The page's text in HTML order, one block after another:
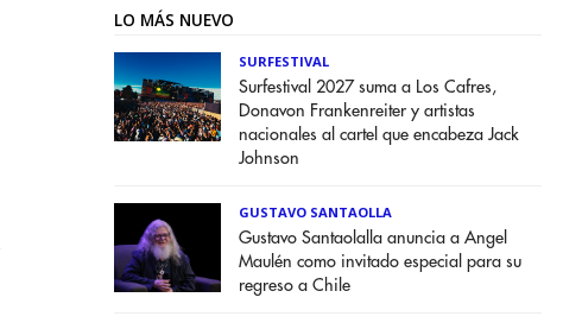
LO MÁS NUEVO
SURFESTIVAL
Surfestival 2027 suma a Los Cafres,
Donavon Frankenreiter y artistas
nacionales al cartel que encabeza Jack
Johnson
GUSTAVO SANTAOLLA
Gustavo Santaolalla anuncia a Angel
Maulén como invitado especial para su
regreso a Chile